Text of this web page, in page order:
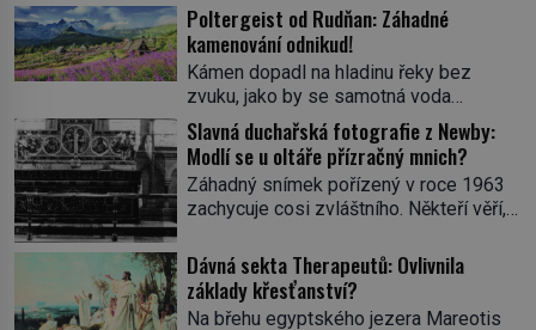
Poltergeist od Rudňan: Záhadné
kamenování odnikud!
Kámen dopadl na hladinu řeky bez
zvuku, jako by se samotná voda
rozhodla mlčet. Mladší z chlapců
bolestně strhl ruku, ale další úder ho
zasáhl dříve, než si vůbec uvědomil
pohyb: tiše, nelidsky přesně. „Odkud…?“
zachrčel starší student, ale v houštině
mohl cokoliv házet. A když se […]
Slavná duchařská fotografie z Newby:
Modlí se u oltáře přízračný mnich?
Záhadný snímek pořízený v roce 1963
zachycuje cosi zvláštního. Někteří věří,
oltáře je duch mnicha ze 16. století s
bílým závojem přes obličej, který
pravděpodobně zakrývá lepru nebo jiné
Dávná sekta Therapeutů: Ovlivnila
základy křesťanství?
Na břehu egyptského jezera Mareotis